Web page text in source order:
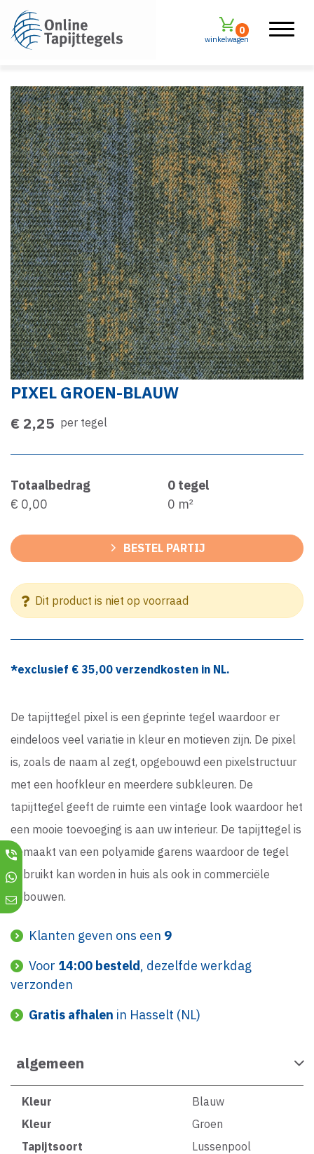
winkelwagen
0
PIXEL GROEN-BLAUW
€ 2,25 per tegel
Totaalbedrag
€ 0,00
0 tegel
0 m²
BESTEL PARTIJ
Dit product is niet op voorraad
*exclusief € 35,00 verzendkosten in NL.
De tapijttegel pixel is een geprinte tegel waardoor er
eindeloos veel variatie in kleur en motieven zijn. De pixel
is, zoals de naam al zegt, opgebouwd een pixelstructuur
met een hoofkleur en meerdere subkleuren. De
tapijttegel geeft de ruimte een vintage look waardoor het
een mooie toevoeging is aan uw interieur. De tapijttegel is
gemaakt van een polyamide garens waardoor de tegel
gebruikt kan worden in huis als ook in commerciële
gebouwen.
Klanten geven ons een 9
Voor 14:00 besteld, dezelfde werkdag
verzonden
Gratis afhalen in Hasselt (NL)
algemeen
Kleur
Blauw
Kleur
Groen
Tapijtsoort
Lussenpool